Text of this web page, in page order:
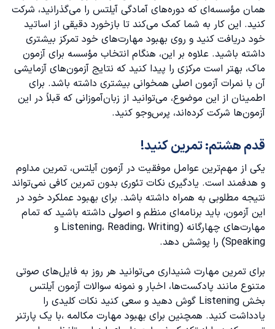
همان مؤسسه‌ای که دوره‌های آمادگی آیلتس را می‌گذرانید، شرکت
کنید. این کار به شما کمک می‌کند تا بازخورد دقیقی از اساتید
خود دریافت کنید و روی بهبود مهارت‌های خود تمرکز بیشتری
داشته باشید. علاوه بر این، هنگام انتخاب مؤسسه برای آزمون
ماک، بهتر است مرکزی را پیدا کنید که نتایج آزمون‌های آزمایشی
آن با نمرات آزمون اصلی همخوانی بیشتری داشته باشد. برای
اطمینان از این موضوع، می‌توانید از زبان‌آموزانی که قبلاً در این
آزمون‌ها شرکت کرده‌اند، پرس‌وجو کنید.
قدم هشتم: تمرین کنید!
یکی از مهم‌ترین عوامل موفقیت در آزمون آیلتس، تمرین مداوم
و هدفمند است. یادگیری نکات تئوری بدون تمرین کافی نمی‌تواند
نتیجه مطلوبی به همراه داشته باشد. برای بهبود عملکرد خود در
این آزمون، باید برنامه‌ای منظم و اصولی داشته باشید که تمام
مهارت‌های چهارگانه (Listening، Reading، Writing و
Speaking) را پوشش دهد.
برای تمرین مهارت شنیداری می‌توانید هر روز به فایل‌های صوتی
متنوع مانند پادکست‌ها، اخبار و نمونه سوالات آزمون آیلتس
بخش Listening گوش دهید و سعی کنید نکات کلیدی را
یادداشت کنید. همچنین برای بهبود مهارت مکالمه ،با یک پارتنر